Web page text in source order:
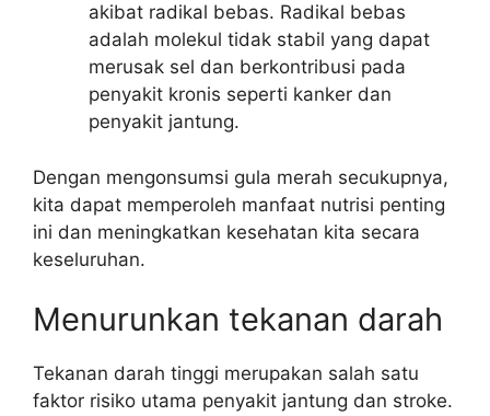
akibat radikal bebas. Radikal bebas
adalah molekul tidak stabil yang dapat
merusak sel dan berkontribusi pada
penyakit kronis seperti kanker dan
penyakit jantung.
Dengan mengonsumsi gula merah secukupnya,
kita dapat memperoleh manfaat nutrisi penting
ini dan meningkatkan kesehatan kita secara
keseluruhan.
Menurunkan tekanan darah
Tekanan darah tinggi merupakan salah satu
faktor risiko utama penyakit jantung dan stroke.